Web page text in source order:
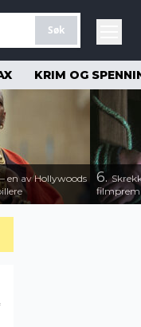
Søk
KRIM OG
en av Hollywoods
6.